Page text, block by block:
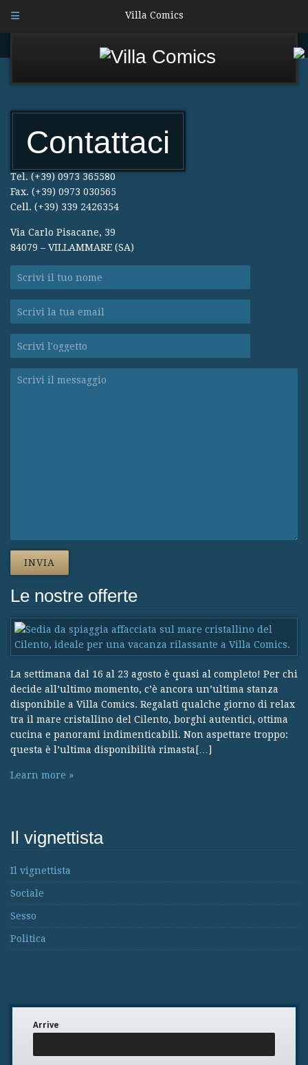
Villa Comics
Contattaci
Tel. (+39) 0973 365580
Fax. (+39) 0973 030565
Cell. (+39) 339 2426354
Via Carlo Pisacane, 39
84079 – VILLAMMARE (SA)
Le nostre offerte
La settimana dal 16 al 23 agosto è quasi al completo! Per chi
decide all’ultimo momento, c’è ancora un’ultima stanza
disponibile a Villa Comics. Regalati qualche giorno di relax
tra il mare cristallino del Cilento, borghi autentici, ottima
cucina e panorami indimenticabili. Non aspettare troppo:
questa è l’ultima disponibilità rimasta[…]
Learn more »
Il vignettista
Il vignettista
Sociale
Sesso
Politica
Arrive